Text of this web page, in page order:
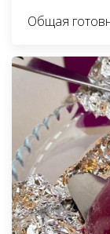
Общая